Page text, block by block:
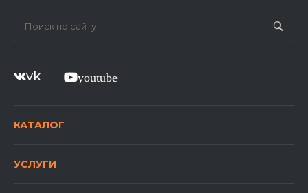
vk youtube
КАТАЛОГ
УСЛУГИ